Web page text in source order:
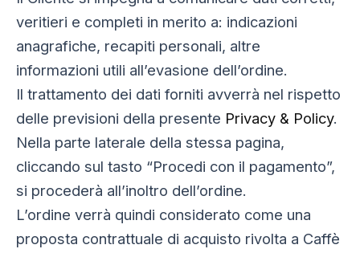
veritieri e completi in merito a: indicazioni
anagrafiche, recapiti personali, altre
informazioni utili all’evasione dell’ordine.
Il trattamento dei dati forniti avverrà nel rispetto
delle previsioni della presente Privacy & Policy.
Nella parte laterale della stessa pagina,
cliccando sul tasto “Procedi con il pagamento”,
si procederà all’inoltro dell’ordine.
L’ordine verrà quindi considerato come una
proposta contrattuale di acquisto rivolta a Caffè